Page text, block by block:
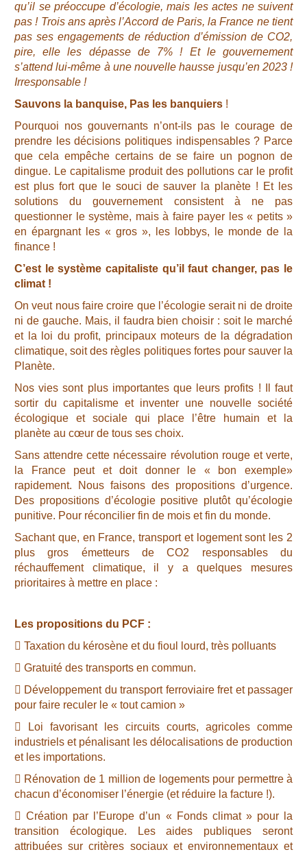
qu’il se préoccupe d’écologie, mais les actes ne suivent
pas ! Trois ans après l’Accord de Paris, la France ne tient
pas ses engagements de réduction d’émission de CO2,
pire, elle les dépasse de 7% ! Et le gouvernement
s’attend lui-même à une nouvelle hausse jusqu’en 2023 !
Irresponsable !
Sauvons la banquise, Pas les banquiers !
Pourquoi nos gouvernants n’ont-ils pas le courage de
prendre les décisions politiques indispensables ? Parce
que cela empêche certains de se faire un pognon de
dingue. Le capitalisme produit des pollutions car le profit
est plus fort que le souci de sauver la planète ! Et les
solutions du gouvernement consistent à ne pas
questionner le système, mais à faire payer les « petits »
en épargnant les « gros », les lobbys, le monde de la
finance !
C’est le système capitaliste qu’il faut changer, pas le
climat !
On veut nous faire croire que l’écologie serait ni de droite
ni de gauche. Mais, il faudra bien choisir : soit le marché
et la loi du profit, principaux moteurs de la dégradation
climatique, soit des règles politiques fortes pour sauver la
Planète.
Nos vies sont plus importantes que leurs profits ! Il faut
sortir du capitalisme et inventer une nouvelle société
écologique et sociale qui place l’être humain et la
planète au cœur de tous ses choix.
Sans attendre cette nécessaire révolution rouge et verte,
la France peut et doit donner le « bon exemple»
rapidement. Nous faisons des propositions d’urgence.
Des propositions d’écologie positive plutôt qu’écologie
punitive. Pour réconcilier fin de mois et fin du monde.
Sachant que, en France, transport et logement sont les 2
plus gros émetteurs de CO2 responsables du
réchauffement climatique, il y a quelques mesures
prioritaires à mettre en place :
Les propositions du PCF :
 Taxation du kérosène et du fioul lourd, très polluants
 Gratuité des transports en commun.
 Développement du transport ferroviaire fret et passager
pour faire reculer le « tout camion »
 Loi favorisant les circuits courts, agricoles comme
industriels et pénalisant les délocalisations de production
et les importations.
 Rénovation de 1 million de logements pour permettre à
chacun d’économiser l’énergie (et réduire la facture !).
 Création par l’Europe d’un « Fonds climat » pour la
transition écologique. Les aides publiques seront
attribuées sur critères sociaux et environnementaux et